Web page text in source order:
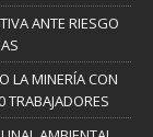
ANTE RIESGO
LA MINERÍA CON